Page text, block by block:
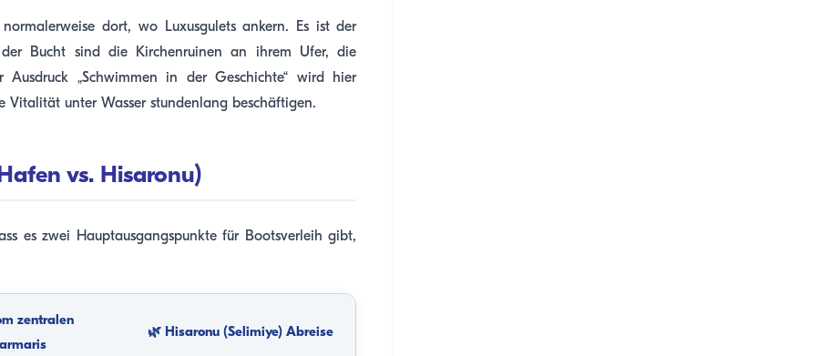
dort, wo Luxusgulets ankern. Es ist der
Bucht sind die Kirchenruinen an ihrem Ufer, die
„Schwimmen in der Geschichte“ wird hier
Vitalität unter Wasser stundenlang beschäftigen.
vs. Hisaronu)
es zwei Hauptausgangspunkte für Bootsverleih gibt,
zentralen
🌿 Hisaronu (Selimiye) Abreise